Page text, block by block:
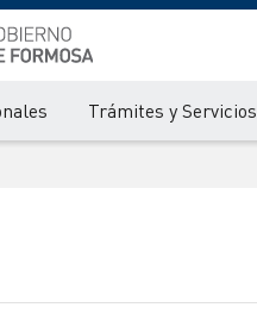
Trámites y Servicios